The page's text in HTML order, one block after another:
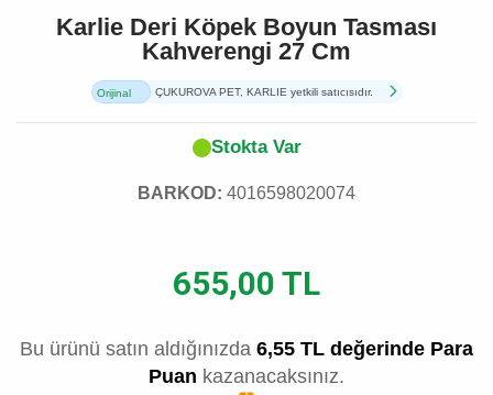
Karlie Deri Köpek Boyun Tasması
Kahverengi 27 Cm
Orijinal
ÇUKUROVA PET, KARLIE yetkili satıcısıdır.
Stokta Var
BARKOD: 4016598020074
655,00 TL
Bu ürünü satın aldığınızda 6,55 TL değerinde Para
Puan kazanacaksınız.